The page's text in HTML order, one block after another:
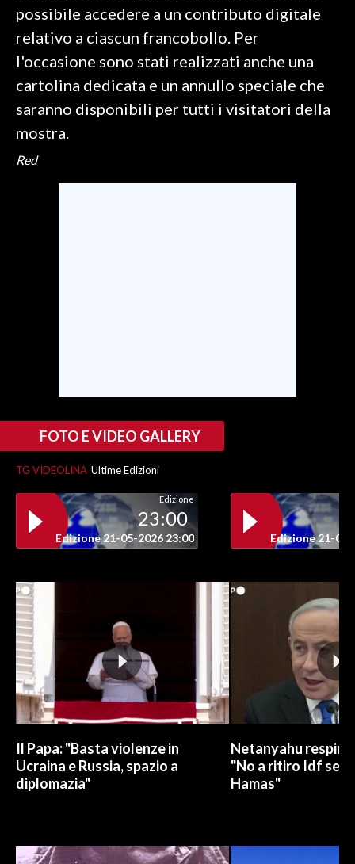
possibile accedere a un contributo digitale
relativo a ciascun francobollo. Per
l'occasione sono stati realizzati anche una
cartolina dedicata e un annullo speciale che
saranno disponibili per tutti i visitatori della
mostra.
Red
FOTO E VIDEO GALLERY
TG VIDEOLINA Ultime Edizioni
Edizione
23:00
Edizione 21-05-2026 23:00 Edizione 21-05-
Il Papa: "Basta violenze in
Ucraina e Russia, spazio a
diplomazia"
Netanyahu
"No a ritiro Idf
Hamas"